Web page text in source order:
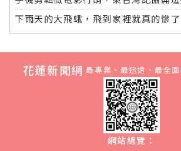
下雨天的大飛蛾，飛到家裡就真的慘了
花蓮新聞網 最專業、最迅速、最全
網站總覽：